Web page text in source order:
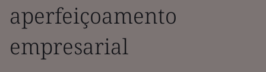
aperfeiçoamento
empresarial